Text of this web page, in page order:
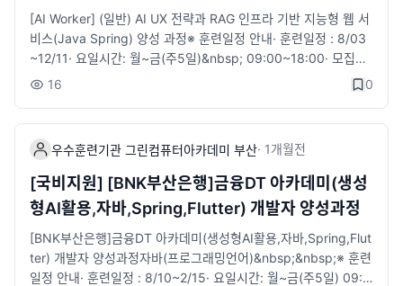
현, 테스트, 배포 및 유지 보수하는 능력을 함양할 수 있다.- 웹 및
모바일 애플리케이션 개발을 위하여 애플리케이션의 요구사항을
확인하고 분석하는 능력을 함양할 수 있다.- 애플리케이션을 설계,
구현 및 테스트를 수행하고, 서비스를 개선하는 업무능력을 함양
할 수 있다.- 관계형데이터베이스에서 SQL을 사용하여 애플리케
이션의 기능에 적합한 데이터를 정의하고, 조작하며, 제어하는 능
요구를 분석 및 아이디어를 시각화하고, UI/UX 기획 및 설계를 수
기 위한 표준 자바스크립트(ECMAScript), 리엑트(React)를 활용
하여 모던 웹 개발 능력을 함양할 수 있다.그래픽및 애니메이션 소
프트웨어자바(프로그래밍언어)&nbsp;&lt;상담안내 링크&gt;http
s://litt.ly/bsgreen지점위치, 전화, 카카오 간편 상담 등위 링크 활
용해주시길 바랍니다.■ 접수 : 바로가기​
[AI Worker] (일반) AI UX 전략과 RAG 인프라 기반 지능형 웹 서
비스(Java Spring) 양성 과정​※ 훈련일정 안내​· ​훈련일정 : 8/03
~12/11· 요일시간: 월~금(주5일)&nbsp; 09:00~18:00​· 모집정
원: 30명&nbsp;※ 지원자격· 국민내일배움 카드 발급 대상자· 전
원&nbsp;&nbsp; &nbsp; &nbsp; &nbsp; &nbsp; &nbsp;· ​훈
련장려금 지급 : 국가기간전략산업직종 훈련 월 최대 20만원. 산대
특직종 훈련 월 최대 40만원· ​구직촉진수당 : 국취1유형-월 최대
60만원 (가족수당 최대 40만원)· ​ 1:1 취업지원 서비스 제공 (진로
상담·자소서/이력서 첨삭·취업세미나·참여 기업 취업 연계 등)※​ 과
정안내&nbsp;-′디지털디자인′의 직종 정의 ′스마트기기에 적용 가
능한 서비스에 대하여 사용자경험과 니즈를 분석하여 정보설계, U
I설계, 화면설계 등을 하는 직무′를 훈련의 핵심 목표 중 하나로 설
16 0
우수훈련기관 그린컴퓨터아카데미 부산· 1개월전
[국비지원] [BNK부산은행]금융DT 아카데미(생성
형AI활용,자바,Spring,Flutter) 개발자 양성과정
[BNK부산은행]금융DT 아카데미(생성형AI활용,자바,Spring,Flut
ter) 개발자 양성과정자바(프로그래밍언어)&nbsp;&nbsp;※​ 훈련
일정 안내​· ​훈련일정 : 8/10~2/15· 요일시간: 월~금(주5일) 09:0